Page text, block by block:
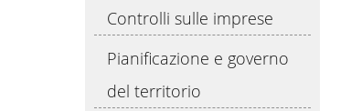
Controlli sulle imprese
Pianificazione e governo
del territorio